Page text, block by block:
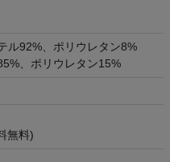
ル92%、ポリウレタン8%
、ポリウレタン15%
無料)